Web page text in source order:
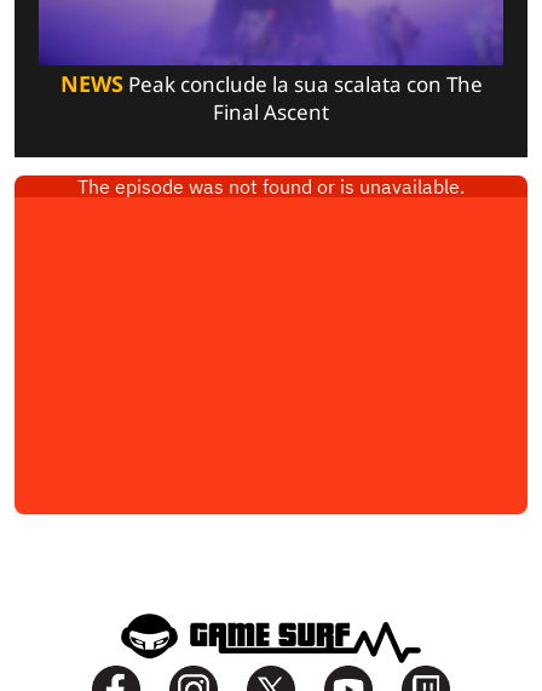
NEWSPeak conclude la sua scalata con The
Final Ascent